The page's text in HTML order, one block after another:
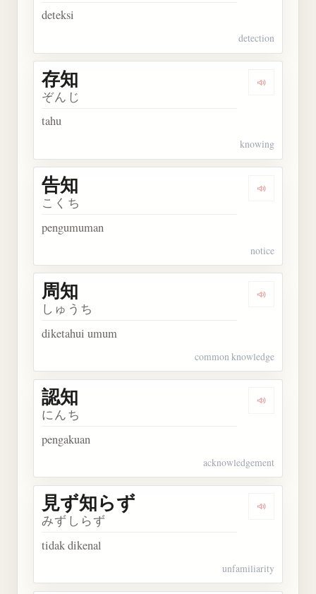
deteksi
detection
Dengarkan
存知
ぞんじ
tahu
knowing
Dengarkan
告知
こくち
pengumuman
notice
Dengarkan
周知
しゅうち
diketahui umum
common knowledge
Dengarkan
認知
にんち
pengakuan
acknowledgement
Dengarkan
見ず知らず
みずしらず
tidak dikenal
unfamiliarity